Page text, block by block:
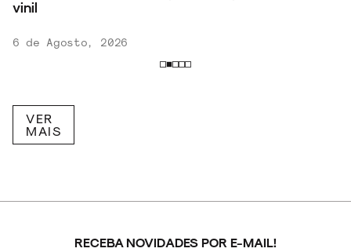
vinil
6 de Agosto, 2026
VER
MAIS
RECEBA NOVIDADES POR E-MAIL!